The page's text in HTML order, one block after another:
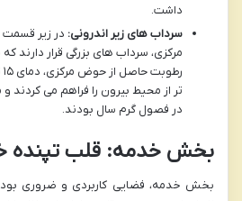
داشت.
سرداب های زیر اندرونی: در زیر قسمت
مرکزی، سرداب های بزرگی قرار دارند که
تر از محیط بیرون را فراهم می کردند
در فصول گرم سال بودند.
بخش خدمه: قلب تپنده
بخش خدمه، فضایی کاربردی و ضروری